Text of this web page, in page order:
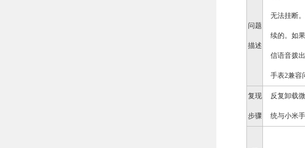
问题
描述
无法挂断
续的。如
信语音拨
手表2兼容
复现
步骤
反复卸载
统与小米